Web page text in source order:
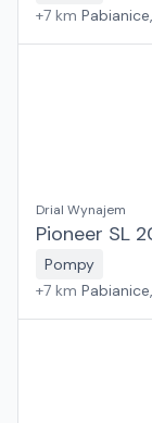
+7 km
Drial Wynajem
Pioneer SL
Pompy
+7 km